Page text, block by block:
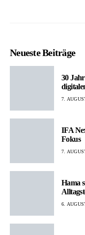
Neueste Beiträge
30
7.
IFA
Fokus
7.
Hama
6.